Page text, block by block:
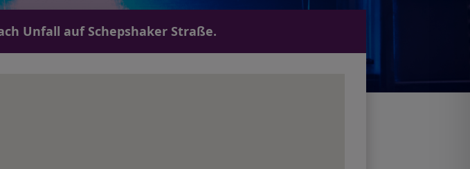
Unfall auf Schepshaker Straße.